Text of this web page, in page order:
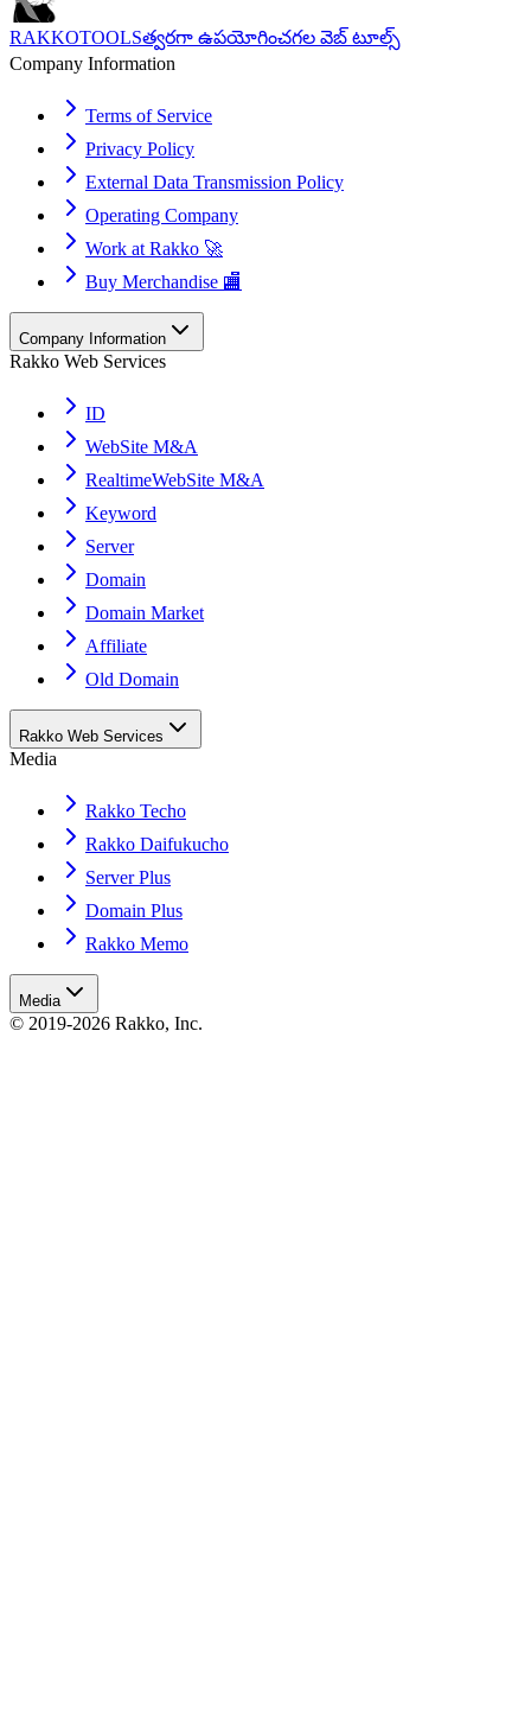
RAKKOTOOLSత్వరగా ఉపయోగించగల వెబ్ టూల్స్
Company Information
Terms of Service
Privacy Policy
External Data Transmission Policy
Operating Company
Work at Rakko 🚀
Buy Merchandise 🏬
Company Information
Rakko Web Services
ID
WebSite M&A
RealtimeWebSite M&A
Keyword
Server
Domain
Domain Market
Affiliate
Old Domain
Rakko Web Services
Media
Rakko Techo
Rakko Daifukucho
Server Plus
Domain Plus
Rakko Memo
Media
© 2019-2026 Rakko, Inc.